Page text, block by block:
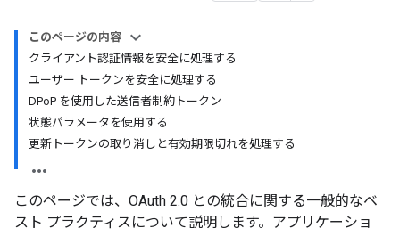
このページの内容
クライアント認証情報を安全に処理する
ユーザー トークンを安全に処理する
DPoP を使用した送信者制約トークン
状態パラメータを使用する
更新トークンの取り消しと有効期限切れを処理する
このページでは、OAuth 2.0 との統合に関する一般的なベ
スト プラクティスについて説明します。アプリケーショ